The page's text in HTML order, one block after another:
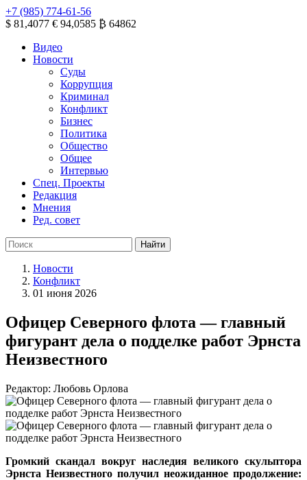
+7 (985) 774-61-56
$ 81,4077 € 94,0585 ₿ 64862
Видео
Новости
Суды
Коррупция
Криминал
Конфликт
Бизнес
Политика
Общество
Общее
Интервью
Спец. Проекты
Редакция
Мнения
Ред. совет
Новости
Конфликт
01 июня 2026
Офицер Северного флота — главный
фигурант дела о подделке работ Эрнста
Неизвестного
Редактор: Любовь Орлова
Громкий скандал вокруг наследия великого скульптора
Эрнста Неизвестного получил неожиданное продолжение: